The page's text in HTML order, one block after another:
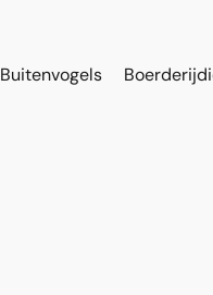
Buitenvogels